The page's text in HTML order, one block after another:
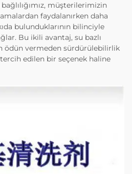
müşterilerimizin
faydalanırken daha
bulunduklarının bilinciyle
Bu ikili avantaj, su bazlı
ödün vermeden sürdürülebilirlik
edilen bir seçenek haline